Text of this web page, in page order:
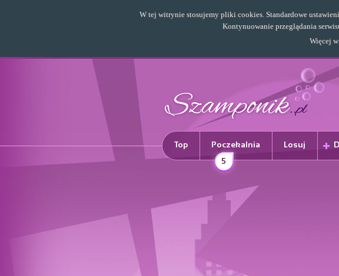
Top Poczekalnia
5
Losuj
W tej witrynie stosujemy pliki cookies. Standardowe
Kontynuowanie przeglądania
Więcej